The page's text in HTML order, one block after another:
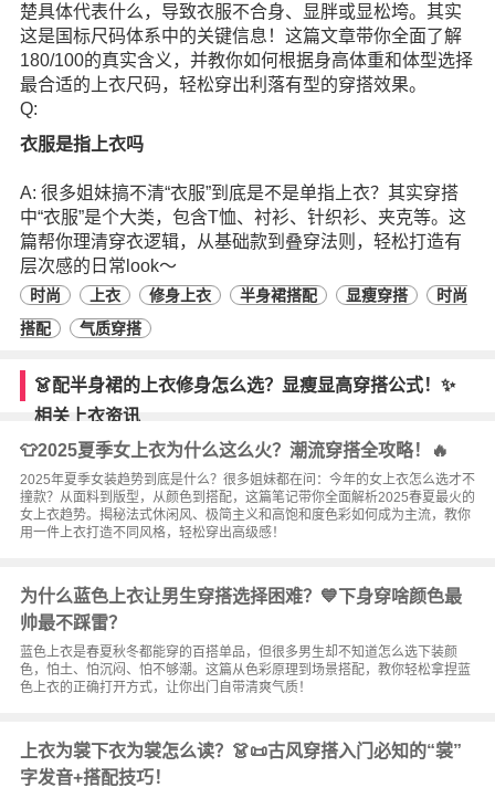
楚具体代表什么，导致衣服不合身、显胖或显松垮。其实
这是国标尺码体系中的关键信息！这篇文章带你全面了解
180/100的真实含义，并教你如何根据身高体重和体型选择
最合适的上衣尺码，轻松穿出利落有型的穿搭效果。
Q:
衣服是指上衣吗
A: 很多姐妹搞不清“衣服”到底是不是单指上衣？其实穿搭
中“衣服”是个大类，包含T恤、衬衫、针织衫、夹克等。这
篇帮你理清穿衣逻辑，从基础款到叠穿法则，轻松打造有
层次感的日常look～
时尚 上衣 修身上衣 半身裙搭配 显瘦穿搭
时尚
搭配
气质穿搭
👗配半身裙的上衣修身怎么选？显瘦显高穿搭公式！✨
相关上衣资讯
👕2025夏季女上衣为什么这么火？潮流穿搭全攻略！🔥
2025年夏季女装趋势到底是什么？很多姐妹都在问：今年的女上衣怎么选才不
撞款？从面料到版型，从颜色到搭配，这篇笔记带你全面解析2025春夏最火的
女上衣趋势。揭秘法式休闲风、极简主义和高饱和度色彩如何成为主流，教你
用一件上衣打造不同风格，轻松穿出高级感！
为什么蓝色上衣让男生穿搭选择困难？💙下身穿啥颜色最
帅最不踩雷？
蓝色上衣是春夏秋冬都能穿的百搭单品，但很多男生却不知道怎么选下装颜
色，怕土、怕沉闷、怕不够潮。这篇从色彩原理到场景搭配，教你轻松拿捏蓝
色上衣的正确打开方式，让你出门自带清爽气质！
上衣为裳下衣为裳怎么读？👗📜古风穿搭入门必知的“裳”
字发音+搭配技巧！